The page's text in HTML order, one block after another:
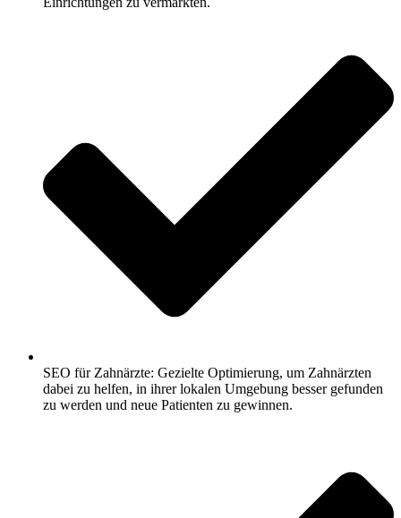
SEO für Zahnärzte: Gezielte Optimierung, um Zahnärzten
dabei zu helfen, in ihrer lokalen Umgebung besser gefunden
zu werden und neue Patienten zu gewinnen.